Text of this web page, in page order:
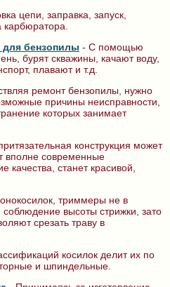
цепи, заправка, запуск,
для бензопилы - С помощью
бурят скважины, качают воду,
плавают и т.д.
ремонт бензопилы, нужно
причины неисправности,
которых занимает
конструкция может
вполне современные
качества, станет красивой,
триммеры не в
соблюдение высоты стрижки, зато
срезать траву в
косилок делит их по
и шпиндельные.